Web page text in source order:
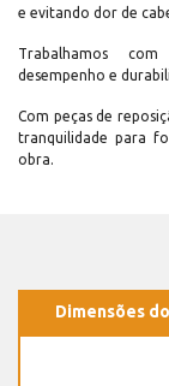
e evitando dor de
Trabalhamos
desempenho e
Com peças de
tranquilidade para
obra.
Dimensões